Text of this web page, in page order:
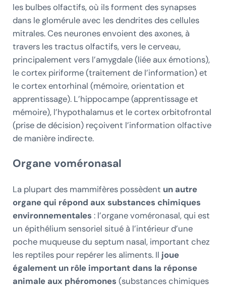
les bulbes olfactifs, où ils forment des synapses
dans le glomérule avec les dendrites des cellules
mitrales. Ces neurones envoient des axones, à
travers les tractus olfactifs, vers le cerveau,
principalement vers l’amygdale (liée aux émotions),
le cortex piriforme (traitement de l’information) et
le cortex entorhinal (mémoire, orientation et
apprentissage). L’hippocampe (apprentissage et
mémoire), l’hypothalamus et le cortex orbitofrontal
(prise de décision) reçoivent l’information olfactive
de manière indirecte.
Organe voméronasal
La plupart des mammifères possèdent un autre
organe qui répond aux substances chimiques
environnementales : l’organe voméronasal, qui est
un épithélium sensoriel situé à l’intérieur d’une
poche muqueuse du septum nasal, important chez
les reptiles pour repérer les aliments. Il joue
également un rôle important dans la réponse
animale aux phéromones (substances chimiques